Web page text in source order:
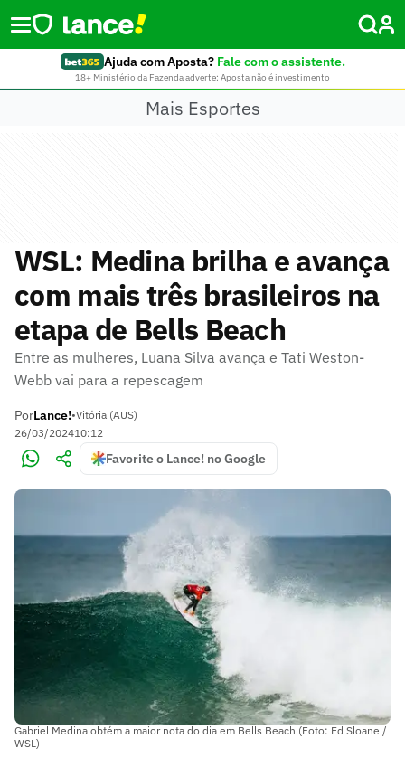
Ajuda com Aposta? Fale com o assistente.
18+ Ministério da Fazenda adverte: Aposta não é investimento
Mais Esportes
WSL: Medina brilha e avança
com mais três brasileiros na
etapa de Bells Beach
Entre as mulheres, Luana Silva avança e Tati Weston-
Webb vai para a repescagem
PorLance!•Vitória (AUS)
26/03/202410:12
Favorite o Lance! no Google
Gabriel Medina obtém a maior nota do dia em Bells Beach (Foto: Ed Sloane /
WSL)